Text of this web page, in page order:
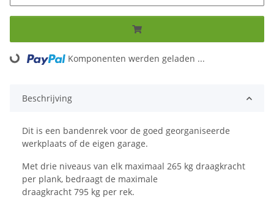
Loading... Komponenten werden geladen ...
Beschrijving
Dit is een bandenrek voor de goed georganiseerde
werkplaats of de eigen garage.
Met drie niveaus van elk maximaal 265 kg draagkracht
per plank, bedraagt de maximale
draagkracht 795 kg per rek.